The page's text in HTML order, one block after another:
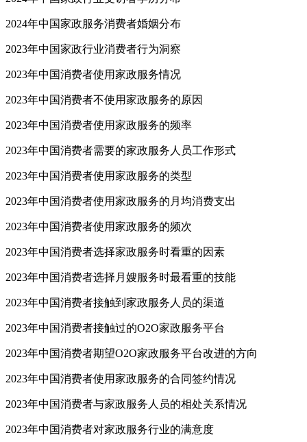
2024年中国家政服务消费者婚姻分布
2023年中国家政行业消费者行为洞察
2023年中国消费者使用家政服务情况
2023年中国消费者不使用家政服务的原因
2023年中国消费者使用家政服务的频率
2023年中国消费者需要的家政服务人员工作形式
2023年中国消费者使用家政服务的类型
2023年中国消费者使用家政服务的月均消费支出
2023年中国消费者使用家政服务的频次
2023年中国消费者选择家政服务时看重的因素
2023年中国消费者选择月嫂服务时最看重的技能
2023年中国消费者接触到家政服务人员的渠道
2023年中国消费者接触过的O2O家政服务平台
2023年中国消费者期望O2O家政服务平台改进的方向
2023年中国消费者使用家政服务的合同签约情况
2023年中国消费者与家政服务人员的相处关系情况
2023年中国消费者对家政服务行业的满意度